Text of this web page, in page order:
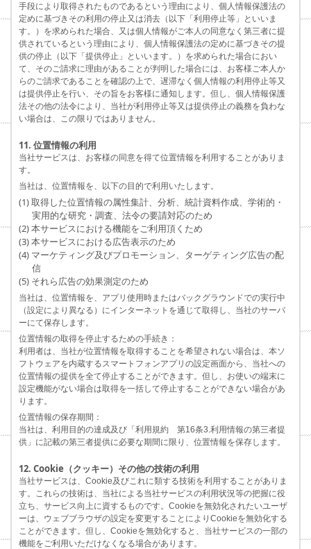
手段により取得されたものであるという理由により、個人情報保護法の
定めに基づきその利用の停止又は消去（以下「利用停止等」といいま
す。）を求められた場合、又は個人情報がご本人の同意なく第三者に提
供されているという理由により、個人情報保護法の定めに基づきその提
供の停止（以下「提供停止」といいます。）を求められた場合におい
て、そのご請求に理由があることが判明した場合には、お客様ご本人か
らのご請求であることを確認の上で、遅滞なく個人情報の利用停止等又
は提供停止を行い、その旨をお客様に通知します。但し、個人情報保護
法その他の法令により、当社が利用停止等又は提供停止の義務を負わな
い場合は、この限りではありません。
11. 位置情報の利用
当社サービスは、お客様の同意を得て位置情報を利用することがありま
す。
当社は、位置情報を、以下の目的で利用いたします。
(1) 取得した位置情報の属性集計、分析、統計資料作成、学術的・
実用的な研究・調査、法令の要請対応のため
(2) 本サービスにおける機能をご利用頂くため
(3) 本サービスにおける広告表示のため
(4) マーケティング及びプロモーション、ターゲティング広告の配
信
(5) それら広告の効果測定のため
当社は、位置情報を、アプリ使用時またはバックグラウンドでの実行中
（設定により異なる）にインターネットを通じて取得し、当社のサーバ
ーにて保存します。
位置情報の取得を停止するための手続き：
利用者は、当社が位置情報を取得することを希望されない場合は、本ソ
フトウェアを内蔵するスマートフォンアプリの設定画面から、当社への
位置情報の提供を全て停止することができます。但し、お使いの端末に
設定機能がない場合は取得を一括して停止することができない場合があ
ります。
位置情報の保存期間：
当社は、利用目的の達成及び「利用規約 第16条3.利用情報の第三者提
供」に記載の第三者提供に必要な期間に限り、位置情報を保存します。
12. Cookie（クッキー）その他の技術の利用
当社サービスは、Cookie及びこれに類する技術を利用することがありま
す。これらの技術は、当社による当社サービスの利用状況等の把握に役
立ち、サービス向上に資するものです。Cookieを無効化されたいユーザ
ーは、ウェブブラウザの設定を変更することによりCookieを無効化する
ことができます。但し、Cookieを無効化すると、当社サービスの一部の
機能をご利用いただけなくなる場合があります。